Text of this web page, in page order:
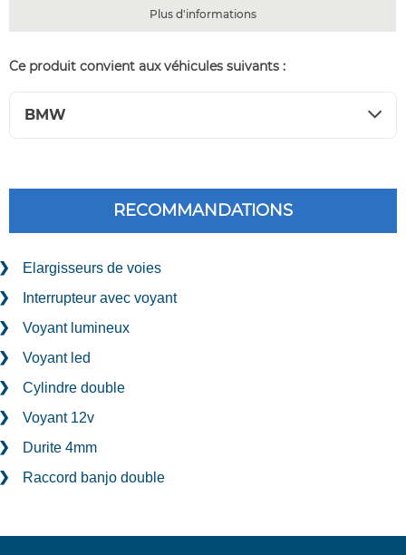
Plus d'informations
Ce produit convient aux véhicules suivants :
BMW
RECOMMANDATIONS
Elargisseurs de voies
Interrupteur avec voyant
Voyant lumineux
Voyant led
Cylindre double
Voyant 12v
Durite 4mm
Raccord banjo double